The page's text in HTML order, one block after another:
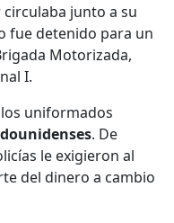
junto a su
fue detenido para un
Motorizada,
I.
uniformados
. De
le exigieron al
del dinero a cambio